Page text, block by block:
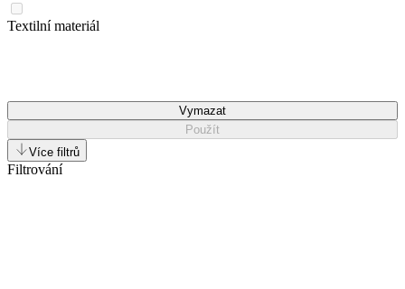
Textilní materiál
Vymazat
Použít
Více filtrů
Filtrování